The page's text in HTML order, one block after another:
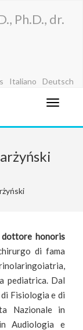
Ph.D., dr.
Italiano Deutsch
dottore honoris
di fama
pediatrica. Dal
Fisiologia e di
Nazionale in
Audiologia e